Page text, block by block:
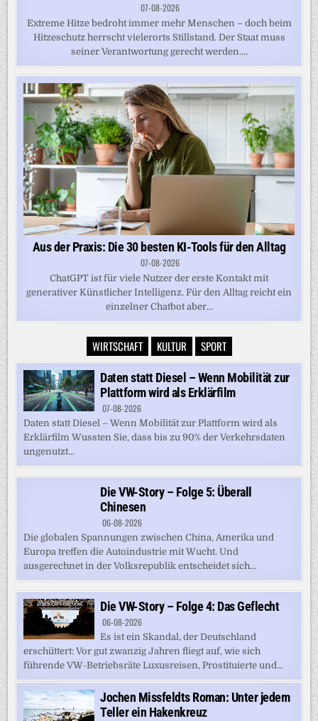
07-08-2026
Extreme Hitze bedroht immer mehr Menschen – doch beim
Hitzeschutz herrscht vielerorts Stillstand. Der Staat muss
seiner Verantwortung gerecht werden....
Aus der Praxis: Die 30 besten KI-Tools für den Alltag
07-08-2026
ChatGPT ist für viele Nutzer der erste Kontakt mit
generativer Künstlicher Intelligenz. Für den Alltag reicht ein
einzelner Chatbot aber...
WIRTSCHAFT KULTUR SPORT
Daten statt Diesel – Wenn Mobilität zur
Plattform wird als Erklärfilm
07-08-2026
Daten statt Diesel – Wenn Mobilität zur Plattform wird als
Erklärfilm Wussten Sie, dass bis zu 90% der Verkehrsdaten
ungenutzt...
Die VW-Story – Folge 5: Überall
Chinesen
06-08-2026
Die globalen Spannungen zwischen China, Amerika und
Europa treffen die Autoindustrie mit Wucht. Und
ausgerechnet in der Volksrepublik entscheidet sich...
Die VW-Story – Folge 4: Das Geflecht
06-08-2026
Es ist ein Skandal, der Deutschland
erschüttert: Vor gut zwanzig Jahren fliegt auf, wie sich
führende VW-Betriebsräte Luxusreisen, Prostituierte und...
Jochen Missfeldts Roman: Unter jedem
Teller ein Hakenkreuz